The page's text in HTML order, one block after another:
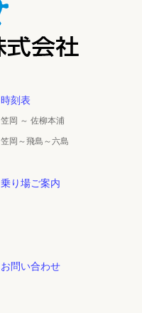
時刻表
笠岡 ～ 佐柳本浦
笠岡～飛島～六島
乗り場ご案内
お問い合わせ